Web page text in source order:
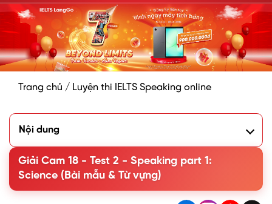
Trang chủ / Luyện thi IELTS Speaking online
Nội dung
1: Science
Question 1. Did you like studying science when you
Question 2. What do you remember about your science
Giải Cam 18 - Test 2 - Speaking part 1:
Science (Bài mẫu & Từ vựng)